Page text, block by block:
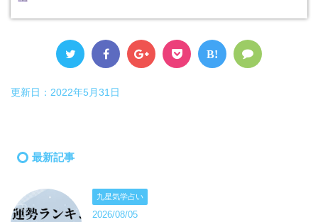
B!
更新日： 2022年5月31日
最新記事
九星気学占い
2026/08/05